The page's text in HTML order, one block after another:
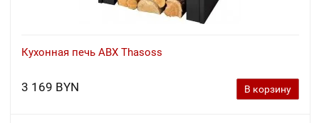
Кухонная печь ABX Thasoss
3 169 BYN В корзину